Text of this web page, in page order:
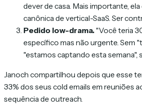
dever de casa. Mais importante,
canônica de vertical-SaaS. Ser
Pedido low-drama. "Você teria
específico mas não urgente. Sem
"estamos captando esta semana",
Janoch compartilhou depois que esse
33% dos seus cold emails em reuniões
sequência de outreach.